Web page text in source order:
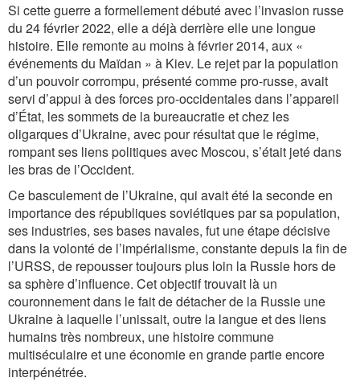
Si cette guerre a formellement débuté avec l’invasion russe
du 24 février 2022, elle a déjà derrière elle une longue
histoire. Elle remonte au moins à février 2014, aux «
événements du Maïdan » à Kiev. Le rejet par la population
d’un pouvoir corrompu, présenté comme pro-russe, avait
servi d’appui à des forces pro-occidentales dans l’appareil
d’État, les sommets de la bureaucratie et chez les
oligarques d’Ukraine, avec pour résultat que le régime,
rompant ses liens politiques avec Moscou, s’était jeté dans
les bras de l’Occident.
Ce basculement de l’Ukraine, qui avait été la seconde en
importance des républiques soviétiques par sa population,
ses industries, ses bases navales, fut une étape décisive
dans la volonté de l’impérialisme, constante depuis la fin de
l’URSS, de repousser toujours plus loin la Russie hors de
sa sphère d’influence. Cet objectif trouvait là un
couronnement dans le fait de détacher de la Russie une
Ukraine à laquelle l’unissait, outre la langue et des liens
humains très nombreux, une histoire commune
multiséculaire et une économie en grande partie encore
interpénétrée.